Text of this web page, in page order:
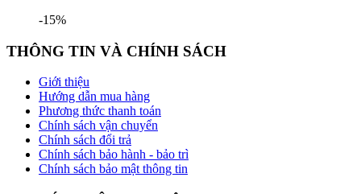
-15%
THÔNG TIN VÀ CHÍNH SÁCH
Giới thiệu
Hướng dẫn mua hàng
Phương thức thanh toán
Chính sách vận chuyển
Chính sách đổi trả
Chính sách bảo hành - bảo trì
Chính sách bảo mật thông tin